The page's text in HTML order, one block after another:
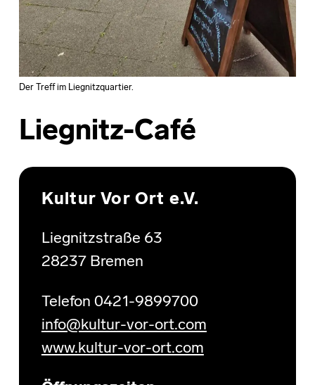
Der Treff im Liegnitzquartier.
Liegnitz-Café
Skip back to main navigation
Kultur Vor Ort e.V.
Liegnitzstraße 63
28237 Bremen
Telefon 0421-9899700
info@kultur-vor-ort.com
www.kultur-vor-ort.com